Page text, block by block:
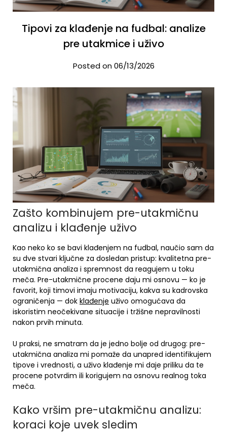
Tipovi za klađenje na fudbal: analize
pre utakmice i uživo
Posted on 06/13/2026
Zašto kombinujem pre-utakmičnu
analizu i klađenje uživo
Kao neko ko se bavi klađenjem na fudbal, naučio sam da
su dve stvari ključne za dosledan pristup: kvalitetna pre-
utakmična analiza i spremnost da reagujem u toku
meča. Pre-utakmične procene daju mi osnovu — ko je
favorit, koji timovi imaju motivaciju, kakva su kadrovska
ograničenja — dok klađenje uživo omogućava da
iskoristim neočekivane situacije i tržišne nepravilnosti
nakon prvih minuta.
U praksi, ne smatram da je jedno bolje od drugog: pre-
utakmična analiza mi pomaže da unapred identifikujem
tipove i vrednosti, a uživo klađenje mi daje priliku da te
procene potvrdim ili korigujem na osnovu realnog toka
meča.
Kako vršim pre-utakmičnu analizu:
koraci koje uvek sledim